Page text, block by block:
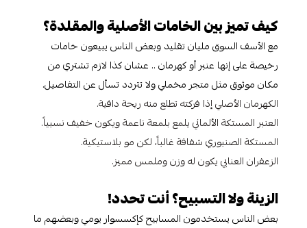
كيف تميز بين الخامات الأصلية والمقلدة؟
مع الأسف السوق مليان تقليد وبعض الناس يبيعون خامات
رخيصة على إنها عنبر أو كهرمان .. عشان كذا لازم تشتري من
مكان موثوق مثل متجر مخملي ولا تتردد تسأل عن التفاصيل.
الكهرمان الأصلي إذا فركته تطلع منه ريحة دافية.
العنبر المستكة الألماني يلمع بلمعة ناعمة ويكون خفيف نسبياً.
المستكة الصنبوري شفافة غالباً، لكن مو بلاستيكية.
الزعفران العنابي يكون له وزن وملمس مميز.
الزينة ولا التسبيح؟ أنت تحدد!
بعض الناس يستخدمون المسابيح كإكسسوار يومي وبعضهم ما